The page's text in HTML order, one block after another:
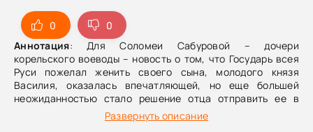
0
0
Аннотация: Для Соломеи Сабуровой – дочери
корельского воеводы – новость о том, что Государь всея
Руси пожелал женить своего сына, молодого князя
Василия, оказалась впечатляющей, но еще большей
неожиданностью стало решение отца отправить ее в
Москву на смотрины невест. Конечно, в сопровождении
пожилой тётки Евдокии да двух слуг. Компания верная, но
Развернуть описание